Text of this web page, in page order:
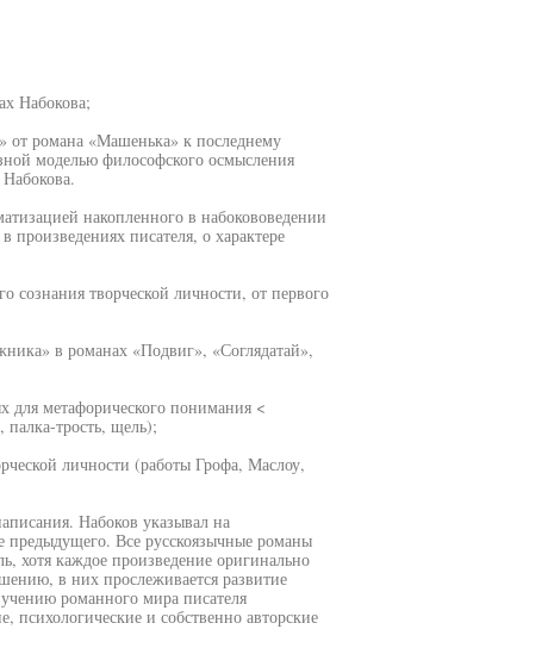
Набокова;
от романа «Машенька» к последнему
моделью философского осмысления
накопленного в набокововедении
произведениях писателя, о характере
сознания творческой личности, от первого
в романах «Подвиг», «Соглядатай»,
для метафорического понимания <
палка-трость, щель);
личности (работы Грофа, Маслоу,
Набоков указывал на
предыдущего. Все русскоязычные романы
хотя каждое произведение оригинально
в них прослеживается развитие
романного мира писателя
психологические и собственно авторские